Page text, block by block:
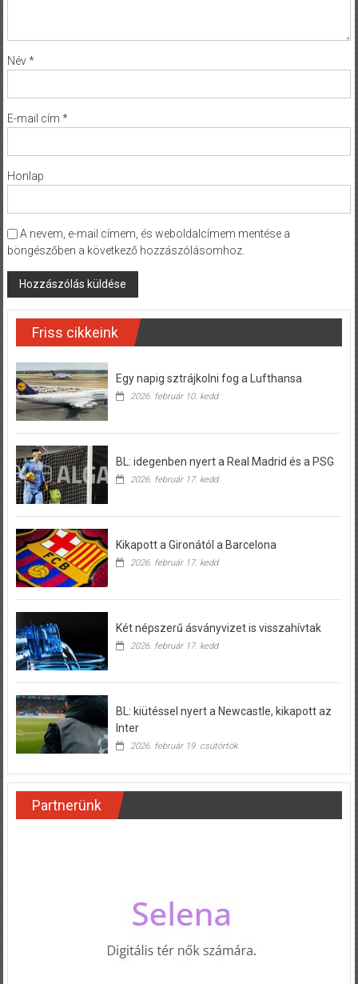
Név*
E-mail cím *
Honlap
A nevem, e-mail címem, és weboldalcímem mentése a
böngészőben a következő hozzászólásomhoz.
Friss cikkeink
Egy napig sztrájkolni fog a Lufthansa
2026. február 10. kedd
BL: idegenben nyert a Real Madrid és a PSG
2026. február 17. kedd
Kikapott a Gironától a Barcelona
2026. február 17. kedd
Két népszerű ásványvizet is visszahívtak
2026. február 17. kedd
BL: kiütéssel nyert a Newcastle, kikapott az
Inter
2026. február 19. csütörtök
Partnerünk